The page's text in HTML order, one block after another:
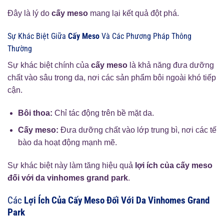
Đây là lý do cấy meso mang lại kết quả đột phá.
Sự Khác Biệt Giữa Cấy Meso Và Các Phương Pháp Thông
Thường
Sự khác biệt chính của cấy meso là khả năng đưa dưỡng
chất vào sâu trong da, nơi các sản phẩm bôi ngoài khó tiếp
cận.
Bôi thoa: Chỉ tác động trên bề mặt da.
Cấy meso: Đưa dưỡng chất vào lớp trung bì, nơi các tế
bào da hoạt động mạnh mẽ.
Sự khác biệt này làm tăng hiệu quả lợi ích của cấy meso
đối với da vinhomes grand park.
Các Lợi Ích Của Cấy Meso Đối Với Da Vinhomes Grand
Park